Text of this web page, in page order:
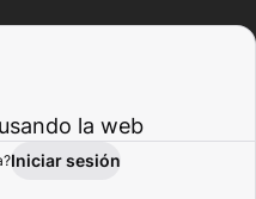
Actividad
la web
Iniciar sesión